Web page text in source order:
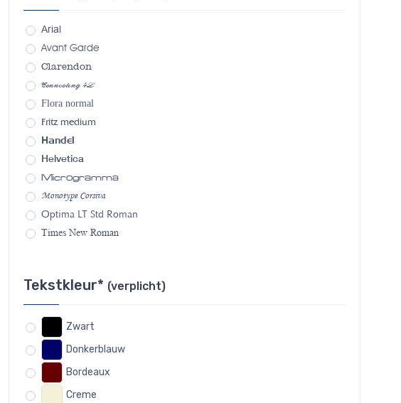
Arial
Avant Garde
Clarendon
Connecting 4L
Flora normal
Fritz medium
Handel
Helvetica
Microgramma
Monotype Corsiva
Optima LT Std Roman
Times New Roman
Tekstkleur* (verplicht)
Zwart
Donkerblauw
Bordeaux
Creme